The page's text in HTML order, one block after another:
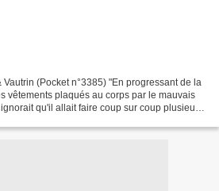
(Pocket n°3385) "En progressant de la
vêtements plaqués au corps par le mauvais
qu'il allait faire coup sur coup plusieurs